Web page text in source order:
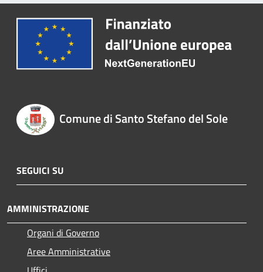
Comune di Santo Stefano del Sole
SEGUICI SU
AMMINISTRAZIONE
Organi di Governo
Aree Amministrative